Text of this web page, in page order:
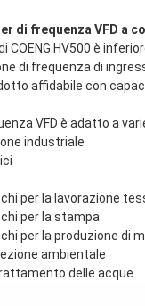
di frequenza VFD a
COENG HV500 è
di frequenza di
affidabile con
VFD è adatto a
industriale
per la lavorazione
per la stampa
per la produzione di
ambientale
delle acque